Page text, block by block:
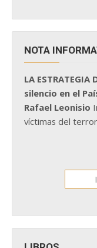
NOTA
LA
silencio en el
Rafael Leonisio
víctimas del